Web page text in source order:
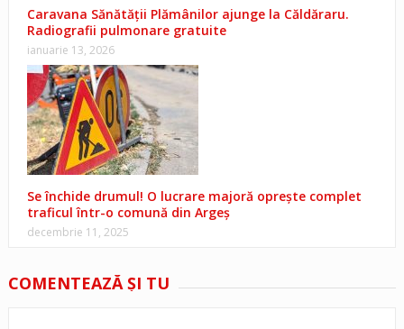
Caravana Sănătății Plămânilor ajunge la Căldăraru.
Radiografii pulmonare gratuite
ianuarie 13, 2026
Se închide drumul! O lucrare majoră oprește complet
traficul într-o comună din Argeș
decembrie 11, 2025
COMENTEAZĂ ŞI TU